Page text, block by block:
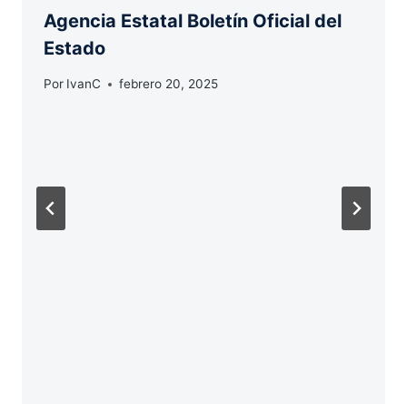
Agencia Estatal Boletín Oficial del
Estado
Por IvanC febrero 20, 2025